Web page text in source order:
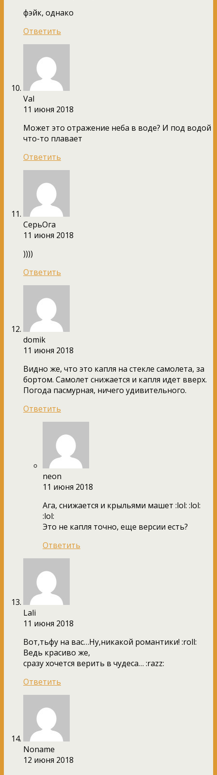
фэйк, однако
Ответить
Val
11 июня 2018
Может это отражение неба в воде? И под водой
что-то плавает
Ответить
СерьОга
11 июня 2018
))))
Ответить
domik
11 июня 2018
Видно же, что это капля на стекле самолета, за
бортом. Самолет снижается и капля идет вверх.
Погода пасмурная, ничего удивительного.
Ответить
neon
11 июня 2018
Ага, снижается и крыльями машет :lol: :lol:
:lol:
Это не капля точно, еще версии есть?
Ответить
Lali
11 июня 2018
Вот,тьфу на вас…Ну,никакой романтики! :roll:
Ведь красиво же,
сразу хочется верить в чудеса… :razz:
Ответить
Noname
12 июня 2018